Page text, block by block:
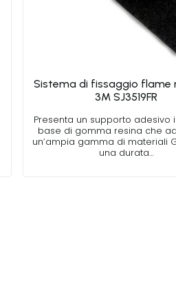
Sistema di fissaggio flame
3M SJ3519FR
Presenta un supporto adesivo
base di gomma resina che
un’ampia gamma di materiali
una durata…